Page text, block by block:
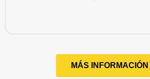
MÁS INFORMACIÓN